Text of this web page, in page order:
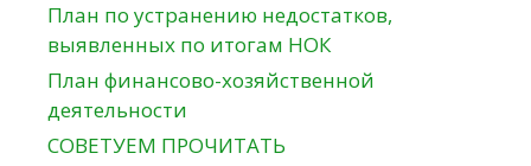
План по устранению недостатков,
выявленных по итогам НОК
План финансово-хозяйственной
деятельности
СОВЕТУЕМ ПРОЧИТАТЬ